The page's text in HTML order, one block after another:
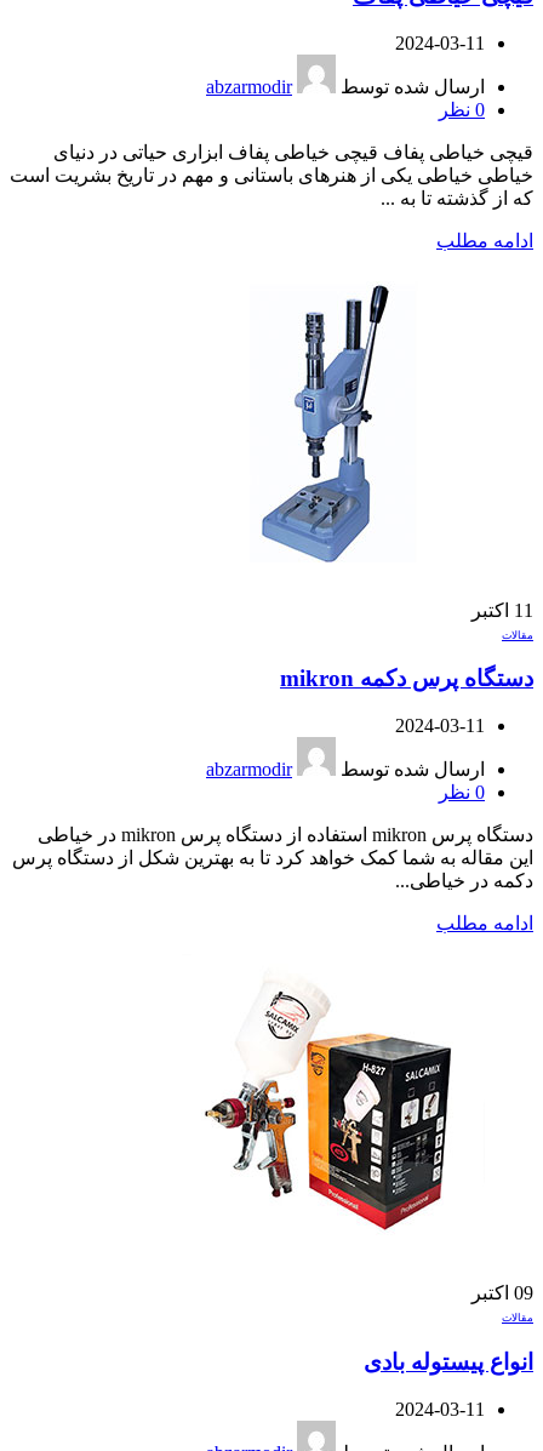
2024-03-11
ارسال شده توسط
abzarmodir
0 نظر
قیچی خیاطی پفاف قیچی خیاطی پفاف ابزاری حیاتی در دنیای
خیاطی خیاطی یکی از هنرهای باستانی و مهم در تاریخ بشریت است
که از گذشته تا به ...
ادامه مطلب
11 اکتبر
مقالات
دستگاه پرس دکمه mikron
2024-03-11
ارسال شده توسط
abzarmodir
0 نظر
دستگاه پرس mikron استفاده از دستگاه پرس mikron در خیاطی
این مقاله به شما کمک خواهد کرد تا به بهترین شکل از دستگاه پرس
دکمه در خیاطی...
ادامه مطلب
09 اکتبر
مقالات
انواع پیستوله بادی
2024-03-11